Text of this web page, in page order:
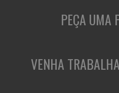
PEÇA UMA
VENHA